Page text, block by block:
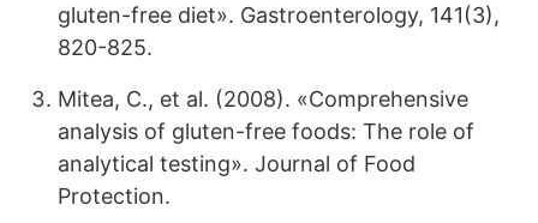
gluten-free diet». Gastroenterology, 141(3),
820-825.
Mitea, C., et al. (2008). «Comprehensive
analysis of gluten-free foods: The role of
analytical testing». Journal of Food
Protection.